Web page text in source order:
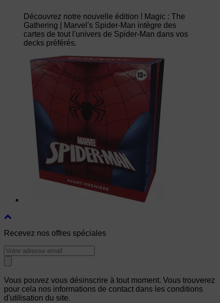
Découvrez notre nouvelle édition ! Magic : The
Gathering | Marvel's Spider-Man intègre des
cartes de tout l'univers de Spider-Man dans vos
decks préférés.
Recevez nos offres spéciales
Vous pouvez vous désinscrire à tout moment. Vous trouverez
pour cela nos informations de contact dans les conditions
d'utilisation du site.